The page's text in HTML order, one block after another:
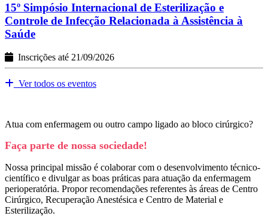
15º Simpósio Internacional de Esterilização e
Controle de Infecção Relacionada à Assistência à
Saúde
Inscrições até 21/09/2026
Ver todos os eventos
Atua com enfermagem ou outro campo ligado ao bloco cirúrgico?
Faça parte de nossa sociedade!
Nossa principal missão é colaborar com o desenvolvimento técnico-
científico e divulgar as boas práticas para atuação da enfermagem
perioperatória. Propor recomendações referentes às áreas de Centro
Cirúrgico, Recuperação Anestésica e Centro de Material e
Esterilização.